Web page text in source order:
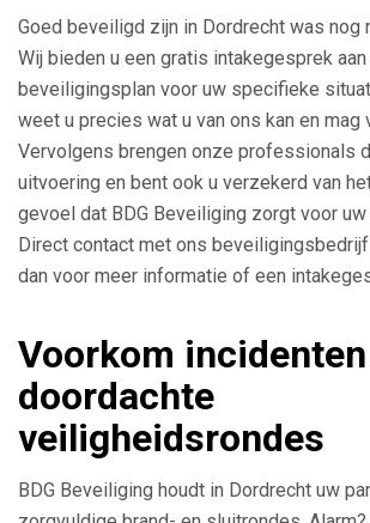
Goed beveiligd zijn in Dordrecht was nog
Wij bieden u een gratis intakegesprek aan
beveiligingsplan voor uw specifieke
weet u precies wat u van ons kan en mag
Vervolgens brengen onze professionals
uitvoering en bent ook u verzekerd van
gevoel dat BDG Beveiliging zorgt voor
Direct contact met ons beveiligingsbedrijf
dan voor meer informatie of een
Voorkom
doordachte
veiligheidsrondes
BDG Beveiliging houdt in Dordrecht uw